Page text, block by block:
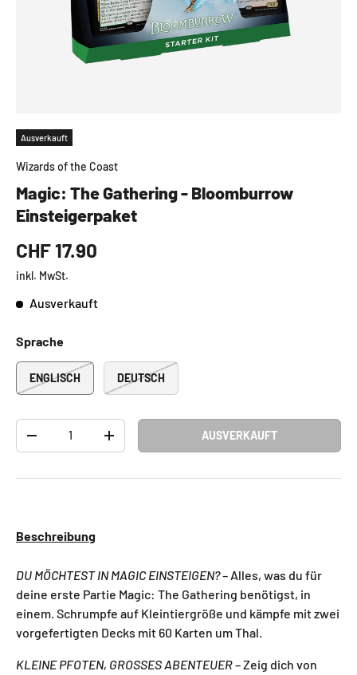
Ausverkauft
Wizards of the Coast
Magic: The Gathering - Bloomburrow
Einsteigerpaket
CHF 17.90
inkl. MwSt.
Ausverkauft
Sprache
ENGLISCH DEUTSCH
- + AUSVERKAUFT
Beschreibung
DU MÖCHTEST IN MAGIC EINSTEIGEN?– Alles, was du für
deine erste Partie Magic: The Gathering benötigst, in
einem. Schrumpfe auf Kleintiergröße und kämpfe mit zwei
vorgefertigten Decks mit 60 Karten um Thal.
KLEINE PFOTEN, GROSSES ABENTEUER– Zeig dich von